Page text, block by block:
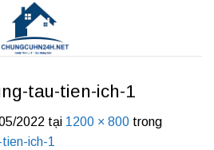
tau-tien-ich-1
2022 tại 1200 × 800 trong
ich-1